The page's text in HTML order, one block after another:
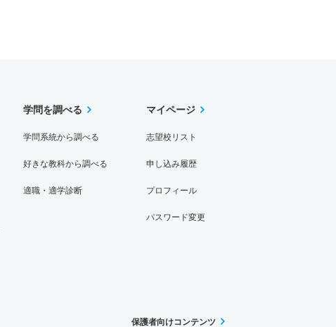
学問を調べる
学問系統から調べる
好きな教科から調べる
適職・適学診断
マイページ
志望校リスト
申し込み履歴
プロフィール
パスワード変更
保護者向けコンテンツ